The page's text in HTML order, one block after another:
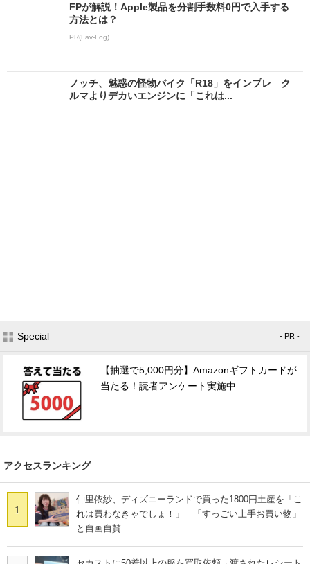
FPが解説！Apple製品を分割手数料0円で入手する
方法とは？
PR(Fav-Log)
ノッチ、魅惑の怪物バイク「R18」をインプレ ク
ルマよりデカいエンジンに「これは...
Special - PR -
【抽選で5,000円分】Amazonギフトカードが
当たる！読者アンケート実施中
アクセスランキング
1
仲里依紗、ディズニーランドで買った1800円土産を「こ
れは買わなきゃでしょ！」 「すっごい上手お買い物」
と自画自賛